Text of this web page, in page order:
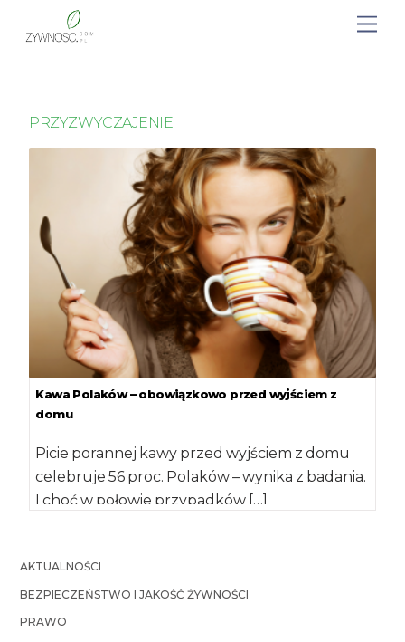
PRZYZWYCZAJENIE
Kawa Polaków – obowiązkowo przed wyjściem z
domu
Picie porannej kawy przed wyjściem z domu
celebruje 56 proc. Polaków – wynika z badania.
I choć w połowie przypadków […]
AKTUALNOŚCI
BEZPIECZEŃSTWO I JAKOŚĆ ŻYWNOŚCI
PRAWO